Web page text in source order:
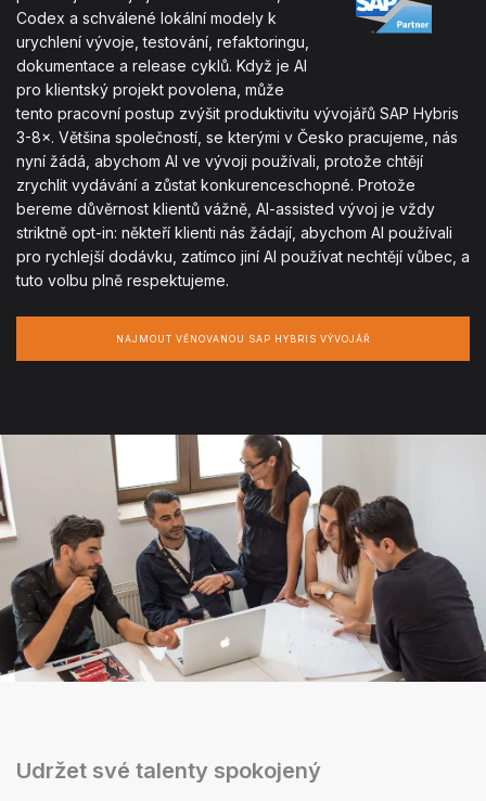
Codex a schválené lokální modely k
urychlení vývoje, testování, refaktoringu,
dokumentace a release cyklů. Když je AI
pro klientský projekt povolena, může
tento pracovní postup zvýšit produktivitu vývojářů SAP Hybris
3-8×. Většina společností, se kterými v Česko pracujeme, nás
nyní žádá, abychom AI ve vývoji používali, protože chtějí
zrychlit vydávání a zůstat konkurenceschopné. Protože
bereme důvěrnost klientů vážně, AI-assisted vývoj je vždy
striktně opt-in: někteří klienti nás žádají, abychom AI používali
pro rychlejší dodávku, zatímco jiní AI používat nechtějí vůbec, a
tuto volbu plně respektujeme.
NAJMOUT VĚNOVANOU SAP HYBRIS VÝVOJÁŘ
Udržet své talenty spokojený